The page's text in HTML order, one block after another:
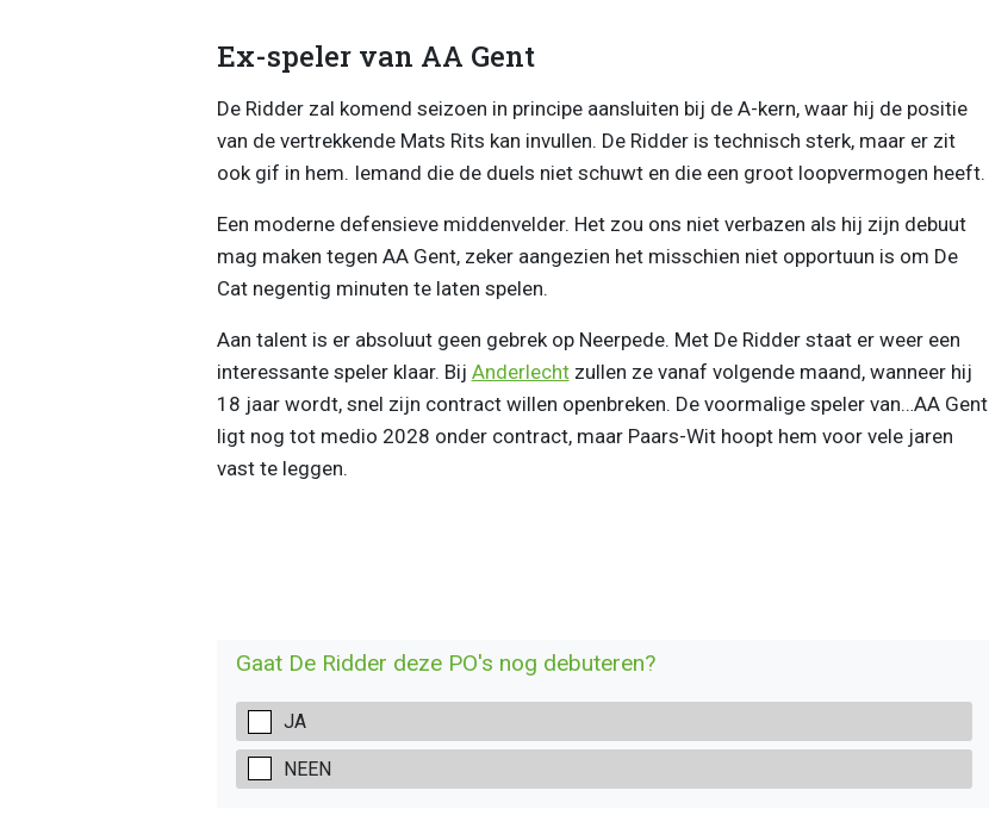
Ex-speler van AA Gent
De Ridder zal komend seizoen in principe aansluiten bij de A-kern, waar hij de positie
van de vertrekkende Mats Rits kan invullen. De Ridder is technisch sterk, maar er zit
ook gif in hem. Iemand die de duels niet schuwt en die een groot loopvermogen heeft.
Een moderne defensieve middenvelder. Het zou ons niet verbazen als hij zijn debuut
mag maken tegen AA Gent, zeker aangezien het misschien niet opportuun is om De
Cat negentig minuten te laten spelen.
Aan talent is er absoluut geen gebrek op Neerpede. Met De Ridder staat er weer een
interessante speler klaar. Bij Anderlechtzullen ze vanaf volgende maand, wanneer hij
18 jaar wordt, snel zijn contract willen openbreken. De voormalige speler van…AA Gent
ligt nog tot medio 2028 onder contract, maar Paars-Wit hoopt hem voor vele jaren
vast te leggen.
Gaat De Ridder deze PO's nog debuteren?
JA
NEEN